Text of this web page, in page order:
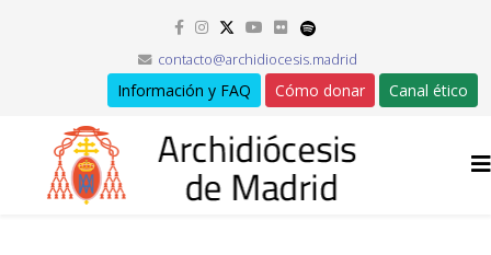
contacto@archidiocesis.madrid
Información y FAQ Cómo donar Canal ético